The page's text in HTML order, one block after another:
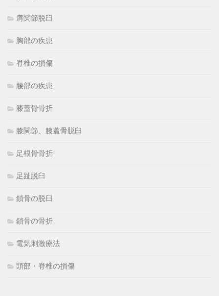
肩関節脱臼
胸部の疾患
脊椎の損傷
腰部の疾患
膝蓋骨骨折
膝関節、膝蓋骨脱臼
足根骨骨折
足趾脱臼
鎖骨の脱臼
鎖骨の骨折
電気刺激療法
頭部・脊椎の損傷